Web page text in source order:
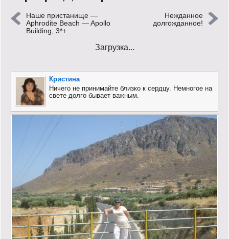
Кинообзор
Книгообзор
Логика
Поговорим?!
Философские размышления
Этот огромный мир!
Login
Наше пристанище —
Aphrodite Beach — Apollo
Building, 3*+
Нежданное
долгожданное!
Загрузка...
Кристина
Ничего не принимайте близко к сердцу. Немногое на
свете долго бывает важным.